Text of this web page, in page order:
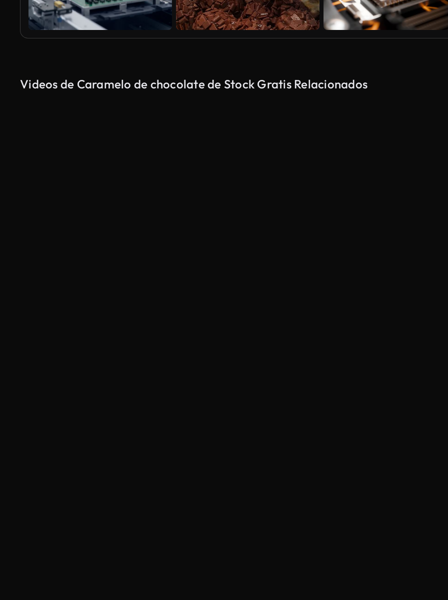
Videos de Caramelo de chocolate de Stock Gratis Relacionados